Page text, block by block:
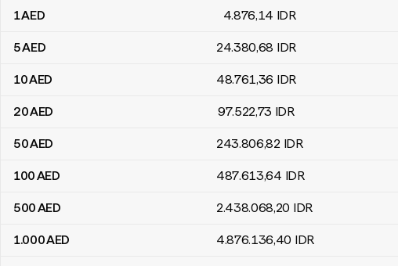
Umrechnungstabelle VAE-Dirham zu Indonesische Rupiah
1AED 4.876,14 IDR
5AED 24.380,68 IDR
10AED 48.761,36 IDR
20AED 97.522,73 IDR
50AED 243.806,82 IDR
100AED 487.613,64 IDR
500AED 2.438.068,20 IDR
1.000AED 4.876.136,40 IDR